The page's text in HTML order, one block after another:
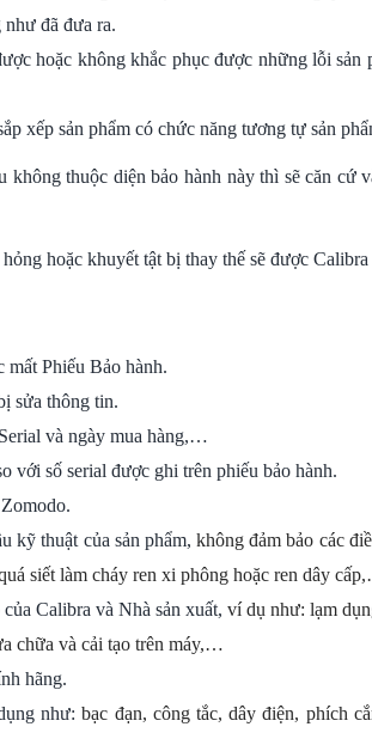
đã đưa ra.
hoặc không khắc phục được những lỗi sản
xếp sản phẩm có chức năng tương tự sản
thuộc diện bảo hành này thì sẽ căn cứ
hoặc khuyết tật bị thay thế sẽ được
mất Phiếu Bảo hành.
sửa thông tin.
và ngày mua hàng,…
với số serial được ghi trên phiếu bảo hành.
kỹ thuật của sản phẩm,không đảm bảo các
siết làm cháy ren xi phông hoặc ren dây
Calibra và Nhà sản xuất, ví dụ như: lạm
chữa và cải tạo trên máy,…
hãng.
như:bạc đạn, công tắc, dây điện, phích